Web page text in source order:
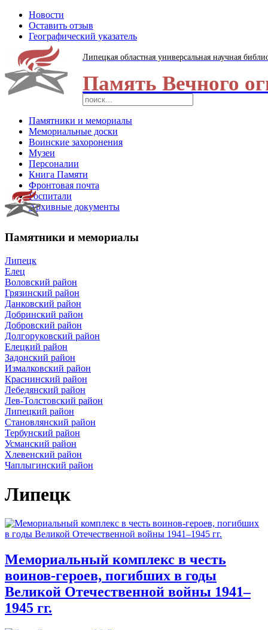
Новости
Оставить отзыв
Географический указатель
Липецкая областная универсальная научная
Память Вечного
Памятники и мемориалы
Мемориальные доски
Воинские захоронения
Музеи
Персоналии
Книга Памяти
Фронтовая почта
Госпитали
Архивные документы
Памятники и мемориалы
Липецк
Елец
Воловский район
Грязинский район
Данковский район
Добринский район
Добровский район
Долгоруковский район
Елецкий район
Задонский район
Измалковский район
Краснинский район
Лебедянский район
Лев-Толстовский район
Липецкий район
Становлянский район
Тербунский район
Усманский район
Хлевенский район
Чаплыгинский район
Липецк
Мемориальный комплекс в честь
воинов-героев, погибших в годы
Великой Отечественной войны 1941–
1945 гг.